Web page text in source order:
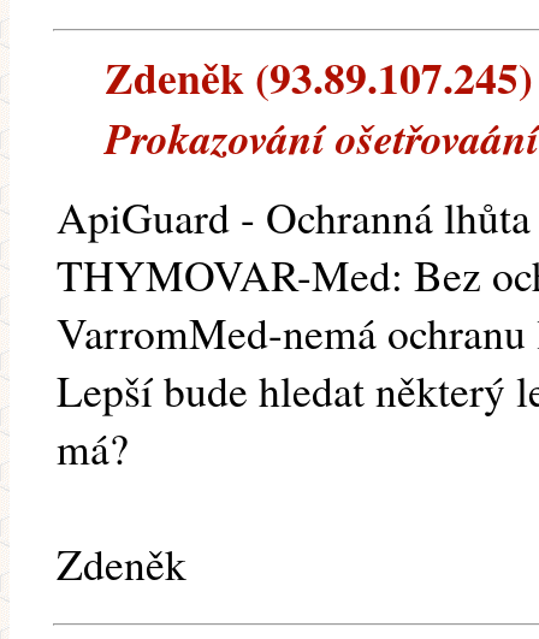
Zdeněk
Prokazování
ApiGuard - Ochranná
THYMOVAR-Med: Bez
VarromMed-nemá
Lepší bude hledat některý
má?
Zdeněk